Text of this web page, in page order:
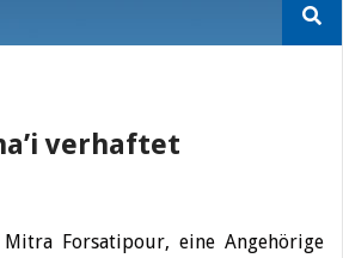
nach:
verhaftet
Forsatipour, eine Angehörige